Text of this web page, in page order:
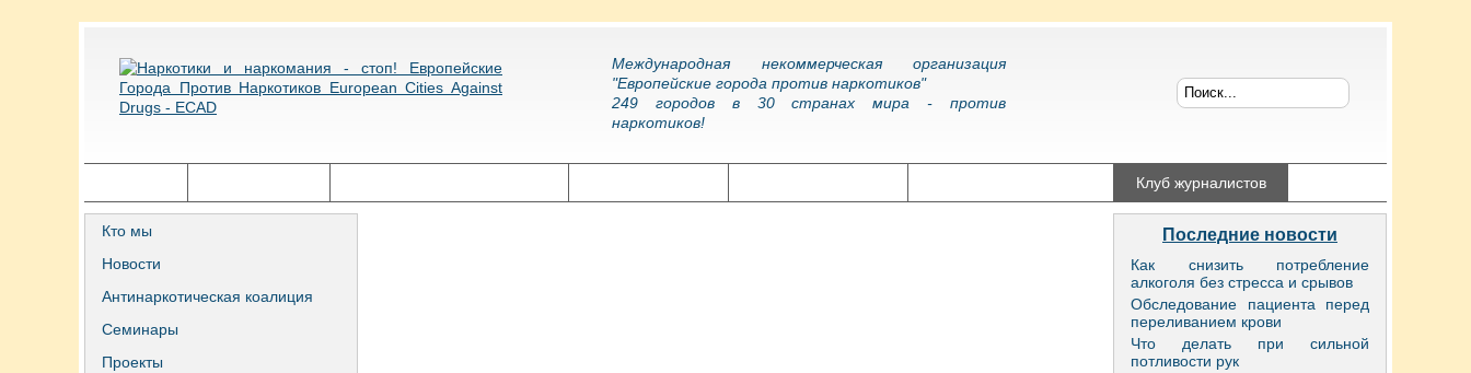
Международная некоммерческая организация
"Европейские города против наркотиков"
249 городов в 30 странах мира - против
наркотиков!
Клуб журналистов
Кто мы
Новости
Антинаркотическая коалиция
Семинары
Проекты
Последние новости
Как снизить потребление
алкоголя без стресса и срывов
Обследование пациента перед
переливанием крови
Что делать при сильной
потливости рук